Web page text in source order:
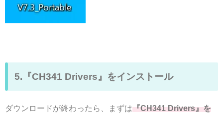
5.『CH341 Drivers』をインストール
ダウンロードが終わったら、まずは『CH341 Drivers』を